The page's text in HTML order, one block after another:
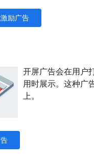
励广告
开屏广告会在用户
用时展示。这种广
上。